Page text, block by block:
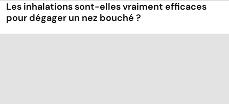
Les inhalations sont-elles vraiment efficaces
pour dégager un nez bouché ?